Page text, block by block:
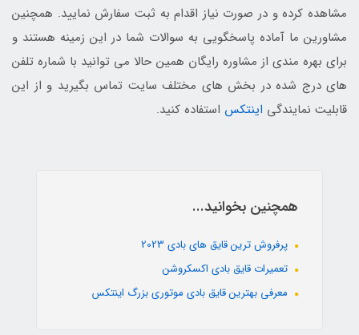
مشاهده کرده و در صورت نیاز اقدام به ثبت سفارش نمایید. همچنین
مشاورین ما آماده پاسخگویی به سوالات شما در این زمینه هستند و
برای بهره مندی از مشاوره رایگان همین حالا می توانید با شماره تلفن
های درج شده در بخش های مختلف سایت تماس بگیرید و از این
قابلیت نمایندگی اینتکس استفاده کنید.
همچنین بخوانید...
پرفروش ترین قایق های بادی 2023
تعمیرات قایق بادی اکسکروشن
معرفی بهترین قایق بادی موتوری بزرگ اینتکس